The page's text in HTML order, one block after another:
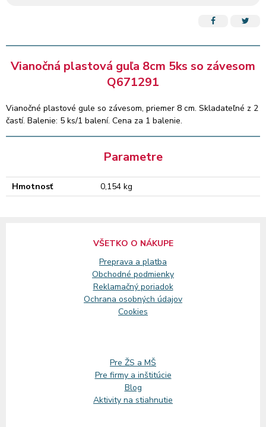
Vianočná plastová guľa 8cm 5ks so závesom
Q671291
Vianočné plastové gule so závesom, priemer 8 cm. Skladateľné z 2
častí. Balenie: 5 ks/1 balení. Cena za 1 balenie.
Parametre
Hmotnosť 0,154 kg
VŠETKO O NÁKUPE
Preprava a platba
Obchodné podmienky
Reklamačný poriadok
Ochrana osobných údajov
Cookies
Pre ŽS a MŠ
Pre firmy a inštitúcie
Blog
Aktivity na stiahnutie